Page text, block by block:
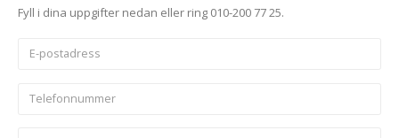
Fyll i dina uppgifter nedan eller ring 010-200 77 25.